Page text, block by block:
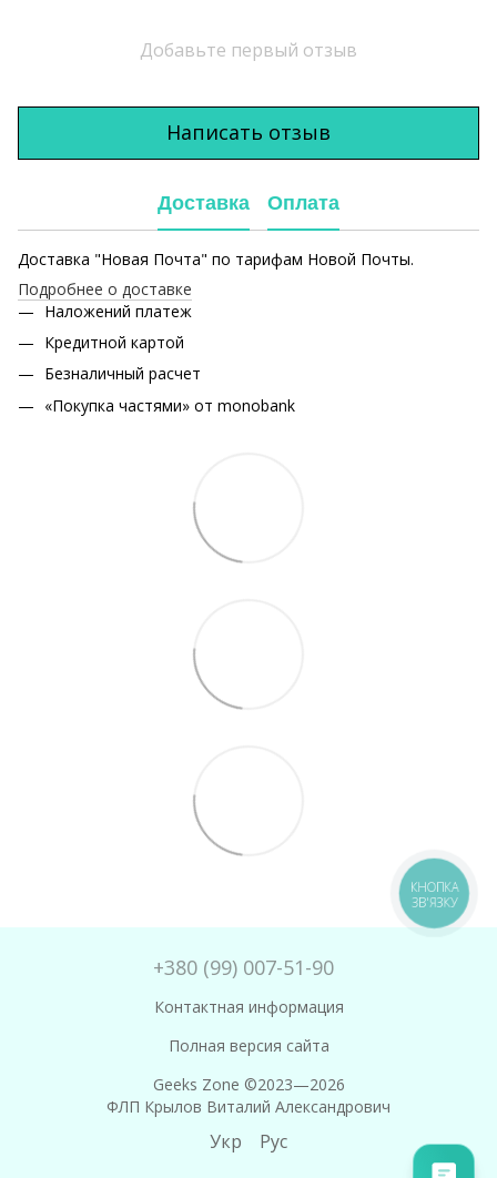
Добавьте первый отзыв
Написать отзыв
Доставка Оплата
Доставка "Новая Почта" по тарифам Новой Почты.
Подробнее о доставке
Наложений платеж
Кредитной картой
Безналичный расчет
«Покупка частями» от monobank
+380 (99) 007-51-90
Контактная информация
Полная версия сайта
Geeks Zone ©2023—2026
ФЛП Крылов Виталий Александрович
Укр Рус
КНОПКА
ЗВ'ЯЗКУ